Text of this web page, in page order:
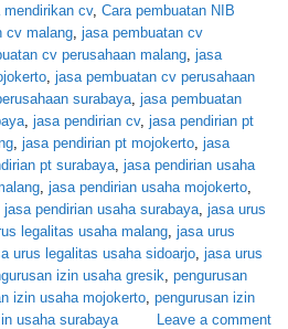
mendirikan cv, Cara pembuatan NIB
cv malang jasa pembuatan cv
cv perusahaan malang jasa
jasa pembuatan cv perusahaan
surabaya jasa pembuatan
jasa pendirian cv, jasa pendirian pt
jasa pendirian pt mojokerto jasa
pt surabaya jasa pendirian usaha
jasa pendirian usaha mojokerto
jasa pendirian usaha surabaya jasa urus
legalitas usaha malang jasa urus
urus legalitas usaha sidoarjo jasa urus
izin usaha gresik pengurusan
izin usaha mojokerto pengurusan izin
usaha surabaya Leave a comment